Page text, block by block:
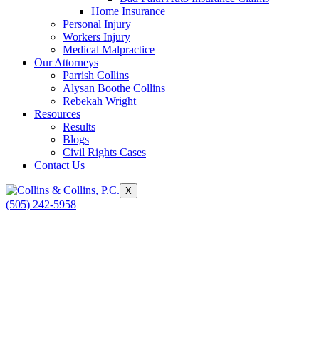
Home Insurance
Personal Injury
Workers Injury
Medical Malpractice
Our Attorneys
Parrish Collins
Alysan Boothe Collins
Rebekah Wright
Resources
Results
Blogs
Civil Rights Cases
Contact Us
X
(505) 242-5958